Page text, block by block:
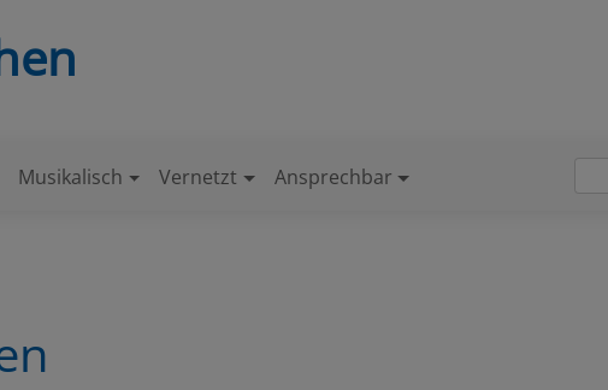
Musikalisch Vernetzt Ansprechbar